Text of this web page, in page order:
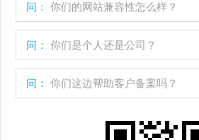
问： 你们的网站兼容性怎么样？
问： 你们是个人还是公司？
问： 你们这边帮助客户备案吗？